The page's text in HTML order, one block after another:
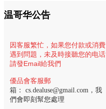
温哥华公告
因客服繁忙， 如果您付款或消費
遇到問題，未及時接聽您的电话
請發Email給我們
優品會客服郵
箱： cs.dealuse@gmail.com ，我
們會即刻幫您處理